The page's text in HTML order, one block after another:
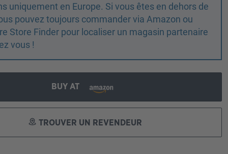
uniquement en Europe. Si vous êtes en dehors de
pouvez toujours commander via Amazon ou
Store Finder pour localiser un magasin partenaire
vous !
BUY AT
TROUVER UN REVENDEUR